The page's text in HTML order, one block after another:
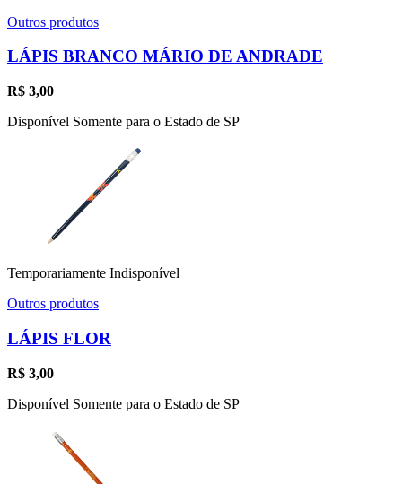
Outros produtos
LÁPIS BRANCO MÁRIO DE ANDRADE
R$ 3,00
Disponível Somente para o Estado de SP
Temporariamente Indisponível
Outros produtos
LÁPIS FLOR
R$ 3,00
Disponível Somente para o Estado de SP